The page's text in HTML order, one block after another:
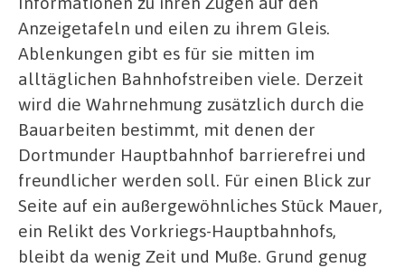
Anzeigetafeln und eilen zu ihrem Gleis.
Ablenkungen gibt es für sie mitten im
alltäglichen Bahnhofstreiben viele. Derzeit
wird die Wahrnehmung zusätzlich durch die
Bauarbeiten bestimmt, mit denen der
Dortmunder Hauptbahnhof barrierefrei und
freundlicher werden soll. Für einen Blick zur
Seite auf ein außergewöhnliches Stück Mauer,
ein Relikt des Vorkriegs-Hauptbahnhofs,
bleibt da wenig Zeit und Muße. Grund genug